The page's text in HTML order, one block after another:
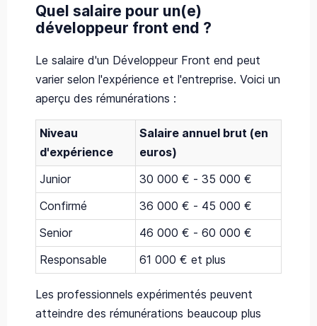
Quel salaire pour un(e)
développeur front end ?
Le salaire d'un Développeur Front end peut
varier selon l'expérience et l'entreprise. Voici un
aperçu des rémunérations :
Niveau
d'expérience
Salaire annuel brut (en
euros)
Junior
30 000 € - 35 000 €
Confirmé
36 000 € - 45 000 €
Senior
46 000 € - 60 000 €
Responsable
61 000 € et plus
Les professionnels expérimentés peuvent
atteindre des rémunérations beaucoup plus